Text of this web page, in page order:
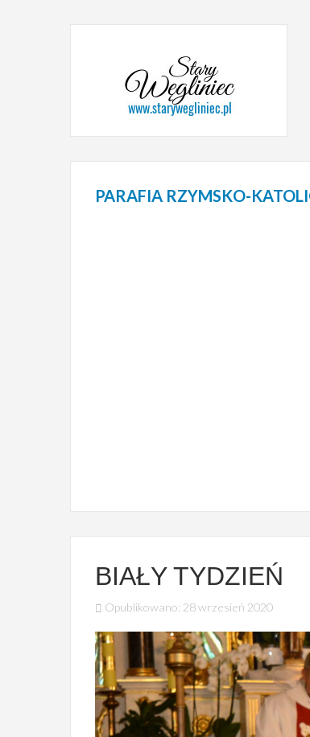
PARAFIA RZYMSKO-
PIASECZNA
Kościół filialny Apostołów Piotra i
BIAŁY TYDZIEŃ
Opublikowano: 28 wrzesień 2020